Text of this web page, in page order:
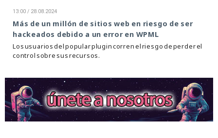
13:00 / 28.08.2024
Más de un millón de sitios web en riesgo de ser
hackeados debido a un error en WPML
Los usuarios del popular plugin corren el riesgo de perder el
control sobre sus recursos.